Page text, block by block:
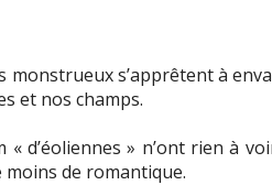
monstrueux s’apprêtent à
et nos champs.
d’éoliennes » n’ont rien à
moins de romantique.